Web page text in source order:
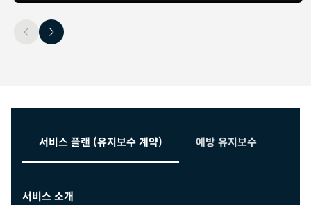
서비스 플랜 (유지보수 계약) 예방 유지보수
서비스 소개